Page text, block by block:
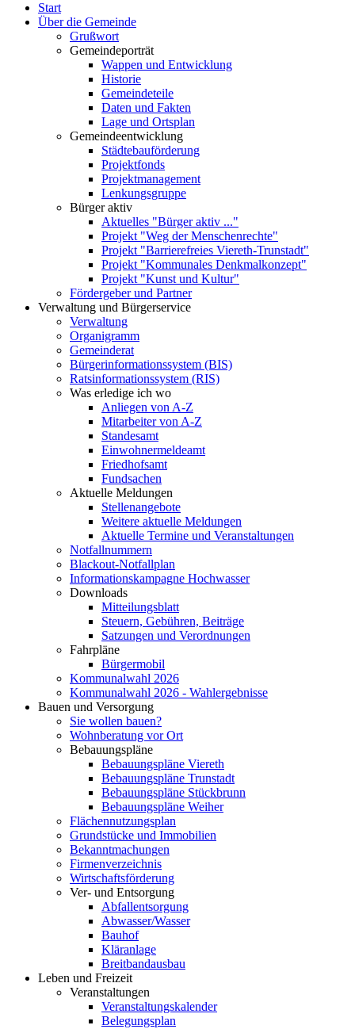
Start
Über die Gemeinde
Grußwort
Gemeindeporträt
Wappen und Entwicklung
Historie
Gemeindeteile
Daten und Fakten
Lage und Ortsplan
Gemeindeentwicklung
Städtebauförderung
Projektfonds
Projektmanagement
Lenkungsgruppe
Bürger aktiv
Aktuelles "Bürger aktiv ..."
Projekt "Weg der Menschenrechte"
Projekt "Barrierefreies Viereth-Trunstadt"
Projekt "Kommunales Denkmalkonzept"
Projekt "Kunst und Kultur"
Fördergeber und Partner
Verwaltung und Bürgerservice
Verwaltung
Organigramm
Gemeinderat
Bürgerinformationssystem (BIS)
Ratsinformationssystem (RIS)
Was erledige ich wo
Anliegen von A-Z
Mitarbeiter von A-Z
Standesamt
Einwohnermeldeamt
Friedhofsamt
Fundsachen
Aktuelle Meldungen
Stellenangebote
Weitere aktuelle Meldungen
Aktuelle Termine und Veranstaltungen
Notfallnummern
Blackout-Notfallplan
Informationskampagne Hochwasser
Downloads
Mitteilungsblatt
Steuern, Gebühren, Beiträge
Satzungen und Verordnungen
Fahrpläne
Bürgermobil
Kommunalwahl 2026
Kommunalwahl 2026 - Wahlergebnisse
Bauen und Versorgung
Sie wollen bauen?
Wohnberatung vor Ort
Bebauungspläne
Bebauungspläne Viereth
Bebauungspläne Trunstadt
Bebauungspläne Stückbrunn
Bebauungspläne Weiher
Flächennutzungsplan
Grundstücke und Immobilien
Bekanntmachungen
Firmenverzeichnis
Wirtschaftsförderung
Ver- und Entsorgung
Abfallentsorgung
Abwasser/Wasser
Bauhof
Kläranlage
Breitbandausbau
Leben und Freizeit
Veranstaltungen
Veranstaltungskalender
Belegungsplan